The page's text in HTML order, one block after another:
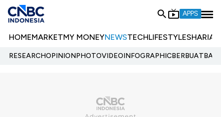
APPS
HOMEMARKETMY MONEYNEWSTECHLIFESTYLESHARIA
RESEARCHOPINIONPHOTOVIDEOINFOGRAPHIC